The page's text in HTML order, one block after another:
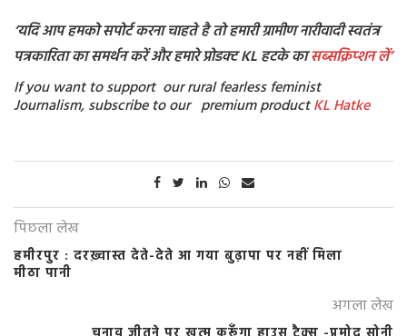
‘यदि आप हमको सपोर्ट करना चाहते है तो हमारी ग्रामीण नारीवादी स्वतंत्र
पत्रकारिता का समर्थन करें और हमारे प्रोडक्ट KL हटके कासब्सक्रिप्शनलें’
If you want to support our rural fearless feminist
Journalism, subscribe to our premium productKL Hatke
पिछला लेख
हमीरपुर : दरख़्वास्त देते-देते आ गया बुढ़ापा पर नहीं मिला
मीठा पानी
अगला लेख